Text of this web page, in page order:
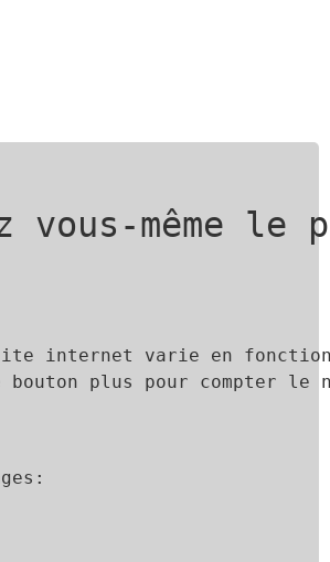
vous-même
internet varie en
plus pour compter le